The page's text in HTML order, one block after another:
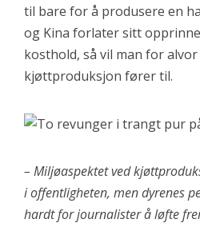
til bare for å produsere en
og Kina forlater sitt
kosthold, så vil man for
kjøttproduksjon fører til.
– Miljøaspektet ved
i offentligheten, men dyrenes
hardt for journalister å løfte